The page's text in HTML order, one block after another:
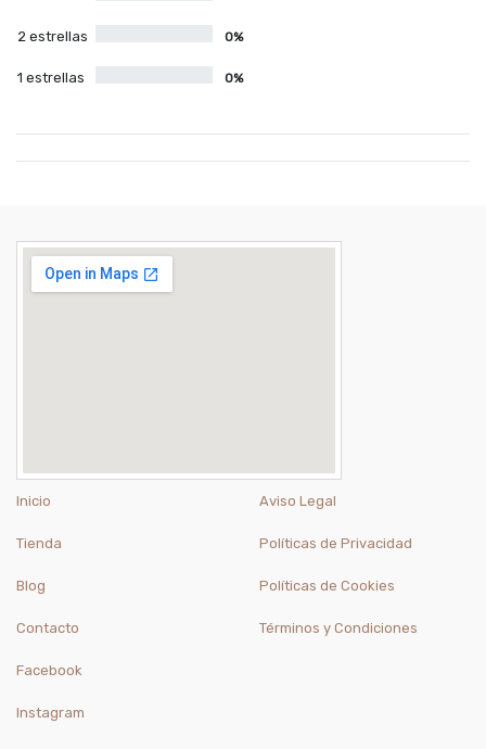
2 estrellas 0%
1 estrellas 0%
Inicio
Tienda
Blog
Contacto
Aviso Legal
Políticas de Privacidad
Políticas de Cookies
Términos y Condiciones
Facebook
Instagram